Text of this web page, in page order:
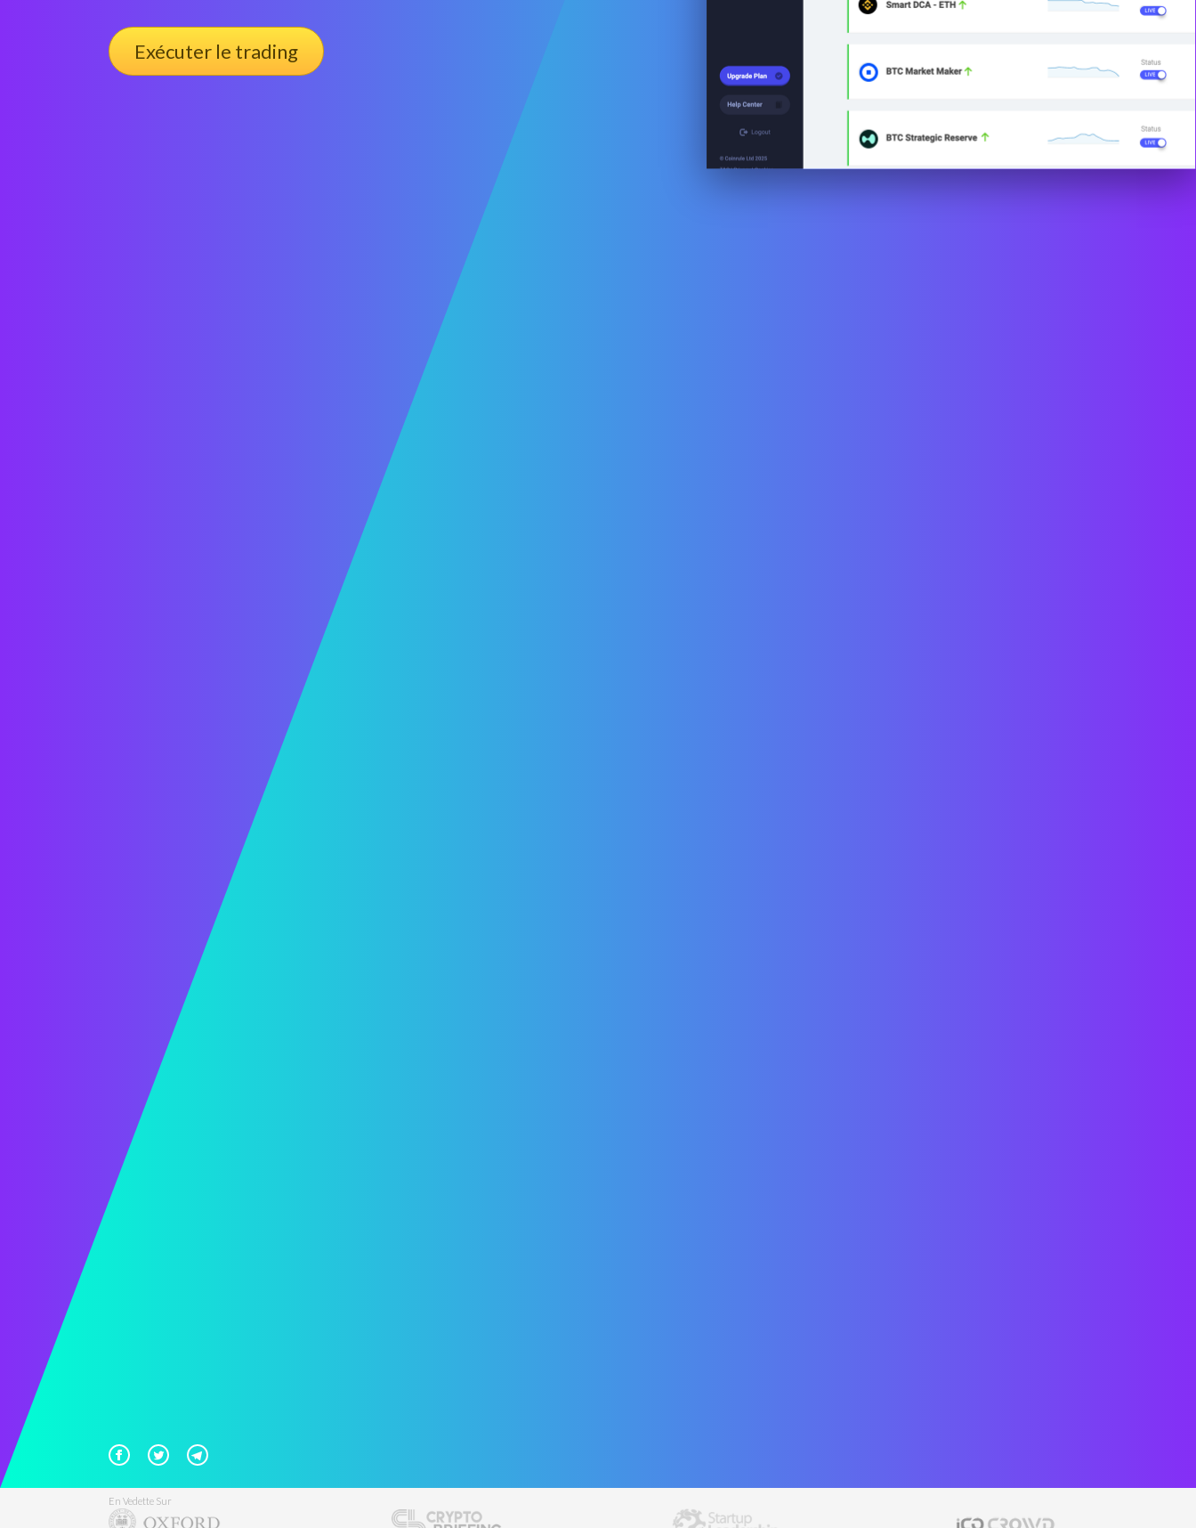
Exécuter le trading
En Vedette Sur